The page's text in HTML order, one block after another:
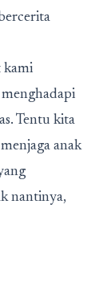
kami
Tentu kita
anak
nantinya,